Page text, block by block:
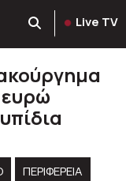
Live TV
ΠΕΡΙΦΈΡΕΙΑ